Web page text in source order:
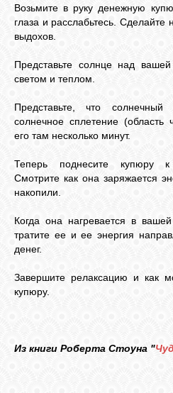
ЛУНА
ЖЕЛАНИЙ
ФОРУМ
ЧАТ
УСПЕХ
ГОРОСКОП
Возьмите в руку денежную
глаза и расслабьтесь. Сделайте
выдохов.
Представьте солнце над
светом и теплом.
Представьте, что
солнечное сплетение
его там несколько минут.
Теперь поднесите купюру
Смотрите как она заряжается
накопили.
Когда она нагревается в
тратите ее и ее энергия
денег.
Завершите релаксацию и как
купюру.
Из книги Роберта Стоуна "